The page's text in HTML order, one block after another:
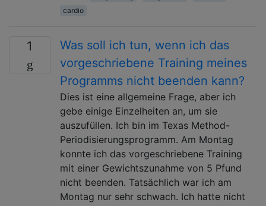
cardio
1
Was soll ich tun, wenn ich das
vorgeschriebene Training meines
Programms nicht beenden kann?
Dies ist eine allgemeine Frage, aber ich
gebe einige Einzelheiten an, um sie
auszufüllen. Ich bin im Texas Method-
Periodisierungsprogramm. Am Montag
konnte ich das vorgeschriebene Training
mit einer Gewichtszunahme von 5 Pfund
nicht beenden. Tatsächlich war ich am
Montag nur sehr schwach. Ich hatte nicht